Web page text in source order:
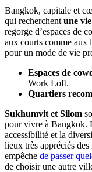
Bangkok, capitale et
qui recherchent une
regorge d’espaces de
aux courts comme aux
pour un mode de vie
Espaces de
Work Loft.
Quartiers
Sukhumvit et Silom
pour vivre à Bangkok.
accessibilité et la
lieux très appréciés
empêche de passer
de choisir une autre